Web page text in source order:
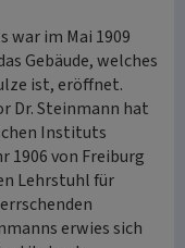
war im Mai 1909
Gebäude, welches
ist, eröffnet.
Dr. Steinmann hat
Instituts
1906 von Freiburg
Lehrstuhl für
erwies sich